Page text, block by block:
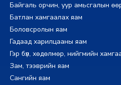
Байгаль орчин, уур амьсгалын
Батлан хамгаалах яам
Боловсролын яам
Гадаад харилцааны яам
Гэр бүл, хөдөлмөр, нийгмийн
Зам, тээврийн яам
Сангийн яам